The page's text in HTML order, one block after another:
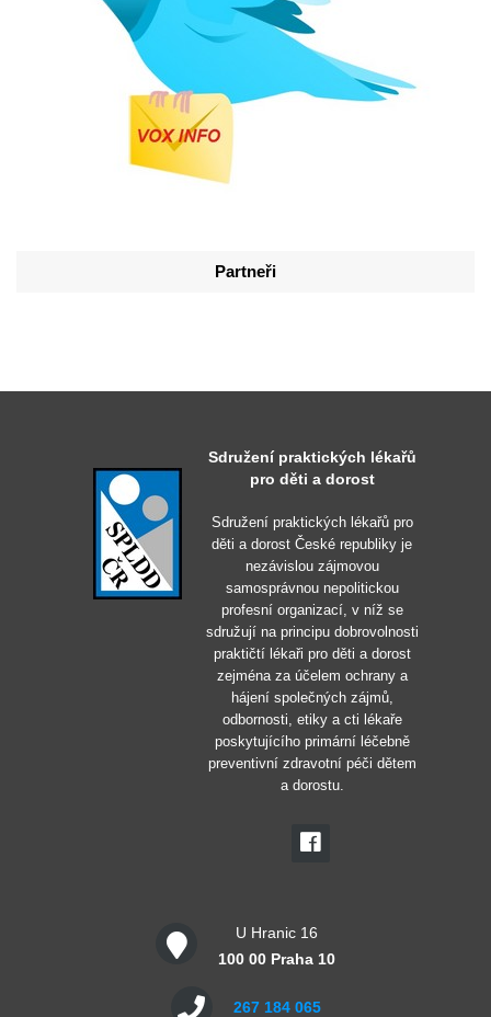
Partneři
Sdružení praktických lékařů
pro děti a dorost
Sdružení praktických lékařů pro
děti a dorost České republiky je
nezávislou zájmovou
samosprávnou nepolitickou
profesní organizací, v níž se
sdružují na principu dobrovolnosti
praktičtí lékaři pro děti a dorost
zejména za účelem ochrany a
hájení společných zájmů,
odbornosti, etiky a cti lékaře
poskytujícího primární léčebně
preventivní zdravotní péči dětem
a dorostu.
U Hranic 16
100 00 Praha 10
267 184 065